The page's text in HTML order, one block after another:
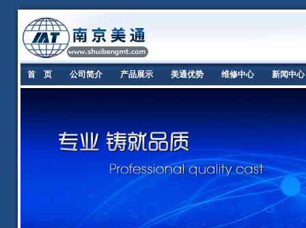
首 页 公司简介 产品展示 美通优势 维修中心 新闻中心